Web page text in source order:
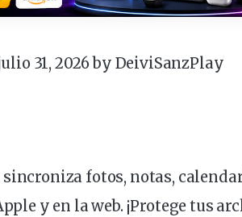
31, 2026 by DeiviSanzPlay
sincroniza fotos, notas,
y en laweb. ¡Protege tus